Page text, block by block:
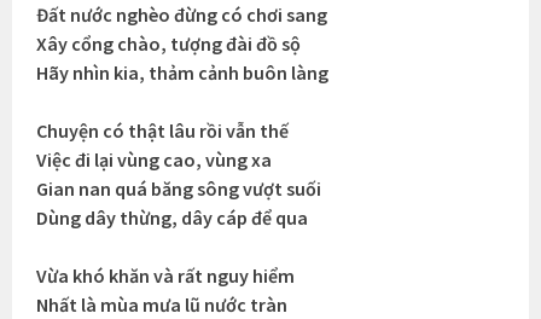
Đất nước nghèo đừng có chơi sang
Xây cổng chào, tượng đài đồ sộ
Hãy nhìn kia, thảm cảnh buôn làng
Chuyện có thật lâu rồi vẫn thế
Việc đi lại vùng cao, vùng xa
Gian nan quá băng sông vượt suối
Dùng dây thừng, dây cáp để qua
Vừa khó khăn và rất nguy hiểm
Nhất là mùa mưa lũ nước tràn